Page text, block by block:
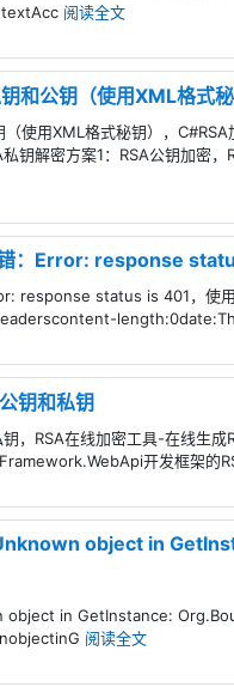
阅读全文
和公钥（使用XML格式秘
使用XML格式秘钥），
钥解密方案1：RSA公钥加密
：Error: response
response status is 401，使
钥和私钥
钥，RSA在线加密工具-在线
开发框架的
object in
in GetInstance:
阅读全文